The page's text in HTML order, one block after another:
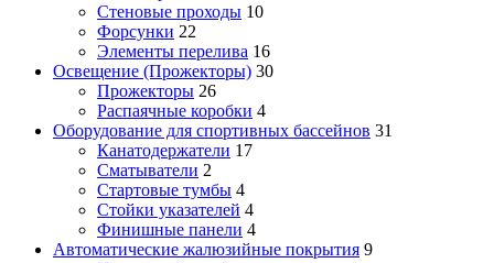
Стеновые проходы 10
Форсунки 22
Элементы перелива 16
Освещение (Прожекторы) 30
Прожекторы 26
Распаячные коробки 4
Оборудование для спортивных бассейнов 31
Канатодержатели 17
Сматыватели 2
Стартовые тумбы 4
Стойки указателей 4
Финишные панели 4
Автоматические жалюзийные покрытия 9